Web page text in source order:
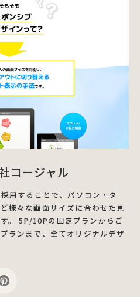
コージャル
用することで、パソコン・タ
様々な画面サイズに合わせた見
。 5P/10Pの固定プランからご
ランまで、全てオリジナルデザ